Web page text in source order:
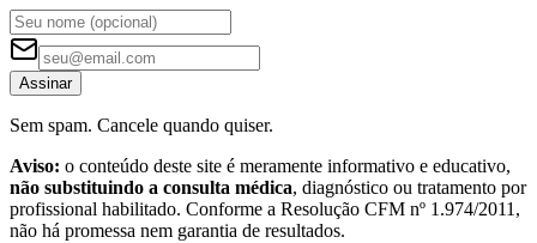
Assinar
Sem spam. Cancele quando quiser.
Aviso: o conteúdo deste site é meramente informativo e educativo,
não substituindo a consulta médica, diagnóstico ou tratamento por
profissional habilitado. Conforme a Resolução CFM nº 1.974/2011,
não há promessa nem garantia de resultados.